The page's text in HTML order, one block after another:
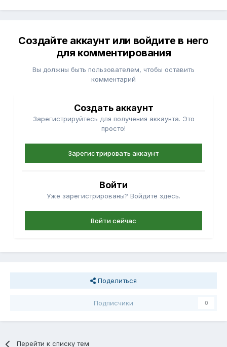
Создайте аккаунт или войдите в него
для комментирования
Вы должны быть пользователем, чтобы оставить
комментарий
Создать аккаунт
Зарегистрируйтесь для получения аккаунта. Это
просто!
Зарегистрировать аккаунт
Войти
Уже зарегистрированы? Войдите здесь.
Войти сейчас
Поделиться
Подписчики 0
Перейти к списку тем